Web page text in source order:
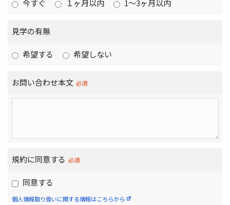
今すぐ １ヶ月以内 1〜3ヶ月以内
見学の有無
希望する 希望しない
お問い合わせ本文 必須
規約に同意する 必須
同意する
個人情報取り扱いに関する情報はこちらから